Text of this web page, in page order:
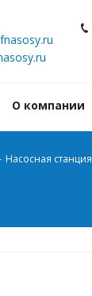
О компании
Насосная